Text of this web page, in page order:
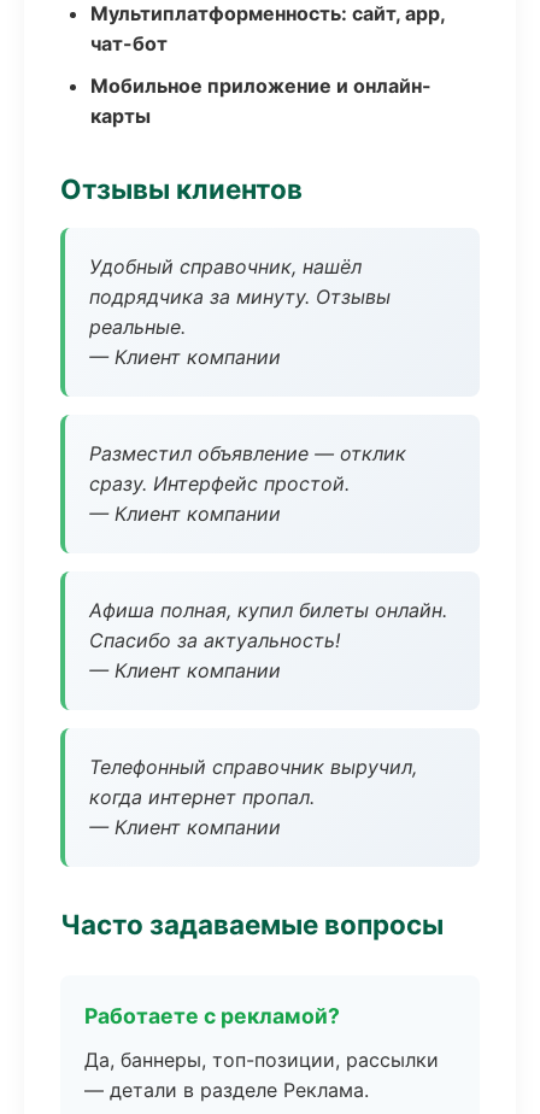
Мультиплатформенность: сайт, app,
чат-бот
Мобильное приложение и онлайн-
карты
Отзывы клиентов
Удобный справочник, нашёл
подрядчика за минуту. Отзывы
реальные.
— Клиент компании
Разместил объявление — отклик
сразу. Интерфейс простой.
— Клиент компании
Афиша полная, купил билеты онлайн.
Спасибо за актуальность!
— Клиент компании
Телефонный справочник выручил,
когда интернет пропал.
— Клиент компании
Часто задаваемые вопросы
Работаете с рекламой?
Да, баннеры, топ-позиции, рассылки
— детали в разделе Реклама.